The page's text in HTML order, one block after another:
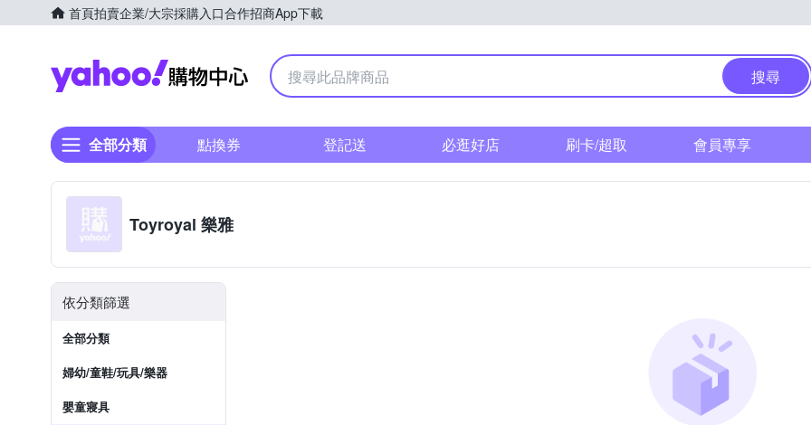
首頁拍賣企業/大宗採購入口合作招商App下載
Yahoo購物中心
搜尋
全部分類 點換券 登記送 必逛好店 刷卡/超取 會員專享
Toyroyal 樂雅
依分類篩選
全部分類
婦幼/童鞋/玩具/樂器
嬰童寢具